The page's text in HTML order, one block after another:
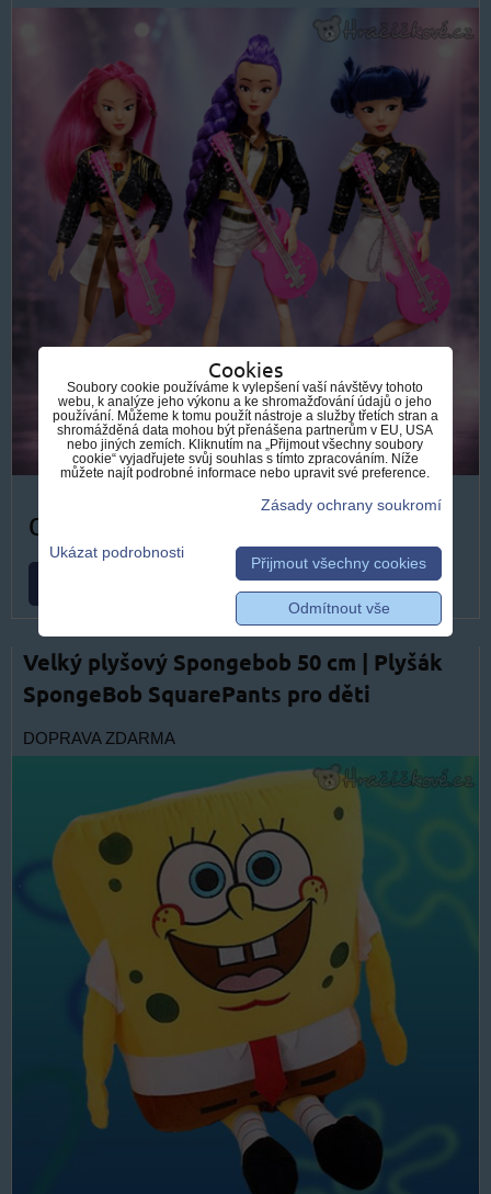
od 499 Kč
Velký plyšový Spongebob 50 cm | Plyšák
SpongeBob SquarePants pro děti
DOPRAVA ZDARMA
Cookies
Soubory cookie používáme k vylepšení vaší návštěvy tohoto
webu, k analýze jeho výkonu a ke shromažďování údajů o jeho
používání. Můžeme k tomu použít nástroje a služby třetích stran a
shromážděná data mohou být přenášena partnerům v EU, USA
nebo jiných zemích. Kliknutím na „Přijmout všechny soubory
cookie“ vyjadřujete svůj souhlas s tímto zpracováním. Níže
můžete najít podrobné informace nebo upravit své preference.
Zásady ochrany soukromí
Ukázat podrobnosti
Přijmout všechny cookies
Odmítnout vše